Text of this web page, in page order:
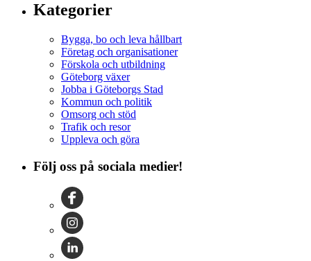
Kategorier
Bygga, bo och leva hållbart
Företag och organisationer
Förskola och utbildning
Göteborg växer
Jobba i Göteborgs Stad
Kommun och politik
Omsorg och stöd
Trafik och resor
Uppleva och göra
Följ oss på sociala medier!